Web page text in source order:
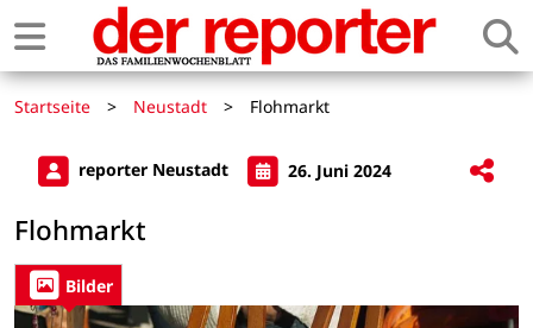
Startseite > Neustadt > Flohmarkt
reporter Neustadt 26. Juni 2024
Flohmarkt
Bilder